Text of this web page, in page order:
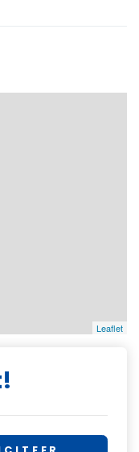
Leaflet